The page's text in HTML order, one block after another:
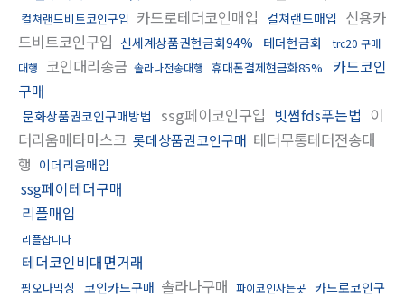
컬쳐랜드비트코인구입 카드로테더코인매입 컬쳐랜드매입 신용카
드비트코인구입 신세계상품권현금화94% 테더현금화
trc20 구매
대행 코인대리송금 솔라나전송대행 휴대폰결제현금화85%
카드코인
구매
문화상품권코인구매방법 ssg페이코인구입 빗썸fds푸는법 이
더리움메타마스크 롯데상품권코인구매 테더무통테더전송대
행 이더리움매입
ssg페이테더구매
리플매입
리플삽니다
테더코인비대면거래
핑오다믹싱 코인카드구매 솔라나구매 파이코인사는곳
카드로코인구